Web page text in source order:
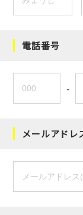
電話番号
-
メールアドレ